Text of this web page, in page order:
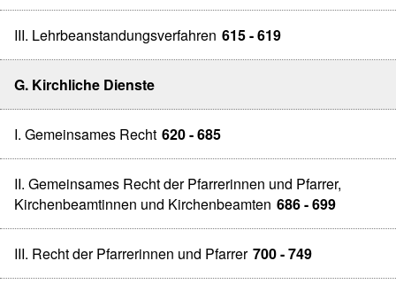
III. Lehrbeanstandungsverfahren 615 - 619
G. Kirchliche Dienste
I. Gemeinsames Recht 620 - 685
II. Gemeinsames Recht der Pfarrerinnen und Pfarrer,
Kirchenbeamtinnen und Kirchenbeamten 686 - 699
III. Recht der Pfarrerinnen und Pfarrer 700 - 749